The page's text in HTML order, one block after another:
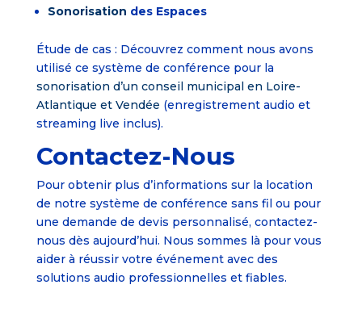
Sonorisation des Espaces
Étude de cas : Découvrez comment nous avons
utilisé ce système de conférence pour la
sonorisation d’un conseil municipal en Loire-
Atlantique et Vendée (enregistrement audio et
streaming live inclus).
Contactez-Nous
Pour obtenir plus d’informations sur la location
de notre système de conférence sans fil ou pour
une demande de devis personnalisé, contactez-
nous dès aujourd’hui. Nous sommes là pour vous
aider à réussir votre événement avec des
solutions audio professionnelles et fiables.